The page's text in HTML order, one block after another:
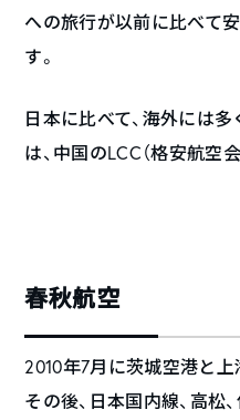
への旅行が以前に比べて
す。
日本に比べて、海外には
は、中国のLCC（格安航空
春秋航空
2010年7月に茨城空港と上
その後、日本国内線、高松